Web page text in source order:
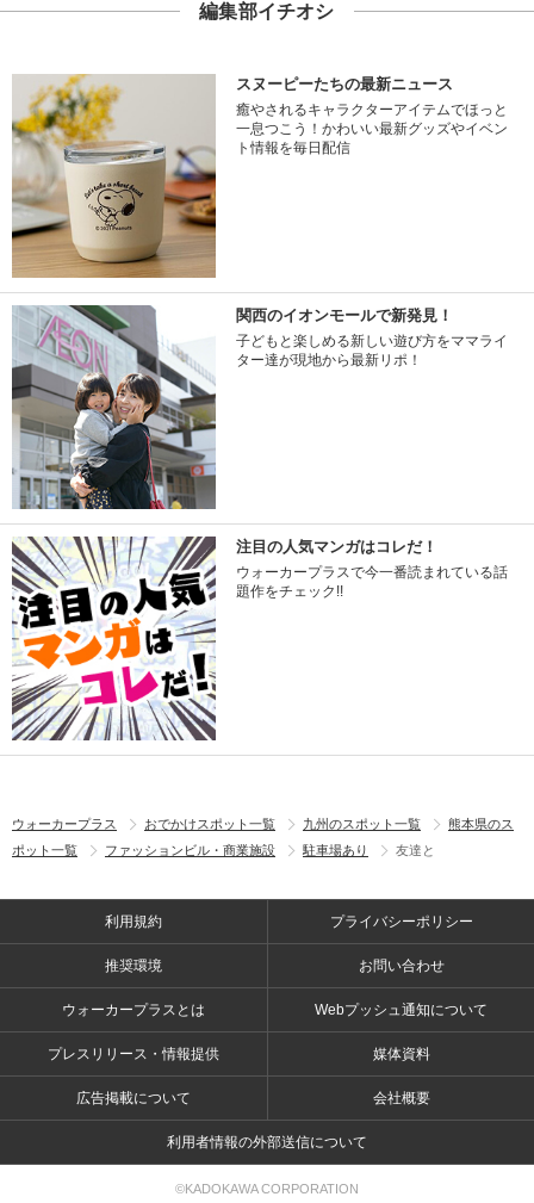
編集部イチオシ
スヌーピーたちの最新ニュース
癒やされるキャラクターアイテムでほっと
一息つこう！かわいい最新グッズやイベン
ト情報を毎日配信
関西のイオンモールで新発見！
子どもと楽しめる新しい遊び方をママライ
ター達が現地から最新リポ！
注目の人気マンガはコレだ！
ウォーカープラスで今一番読まれている話
題作をチェック!!
ウォーカープラス おでかけスポット一覧 九州のスポット一覧
熊本県のス
ポット一覧
ファッションビル・商業施設 駐車場あり 友達と
利用規約 プライバシーポリシー
推奨環境 お問い合わせ
ウォーカープラスとは Webプッシュ通知について
プレスリリース・情報提供 媒体資料
広告掲載について 会社概要
利用者情報の外部送信について
©KADOKAWA CORPORATION